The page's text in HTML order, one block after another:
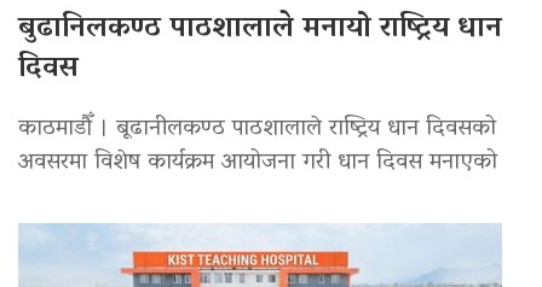
बुढानिलकण्ठ पाठशालाले मनायो राष्ट्रिय धान
दिवस
काठमाडौँ । बूढानीलकण्ठ पाठशालाले राष्ट्रिय धान दिवसको
अवसरमा विशेष कार्यक्रम आयोजना गरी धान दिवस मनाएको